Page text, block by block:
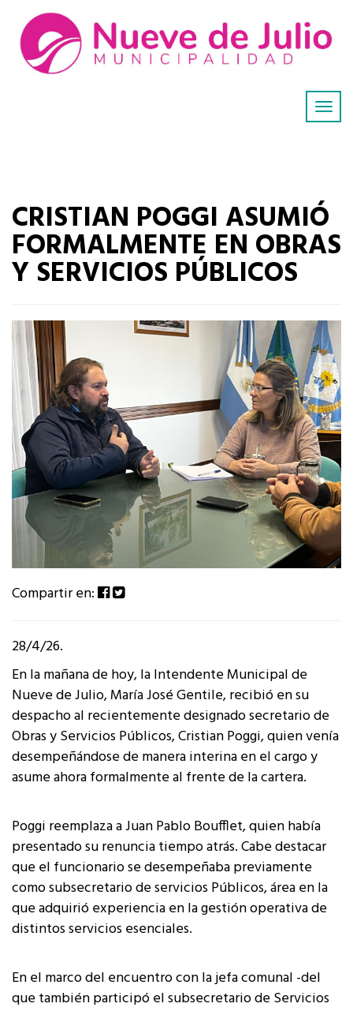
CRISTIAN POGGI ASUMIÓ
FORMALMENTE EN OBRAS
Y SERVICIOS PÚBLICOS
Compartir en:
28/4/26.
En la mañana de hoy, la Intendente Municipal de
Nueve de Julio, María José Gentile, recibió en su
despacho al recientemente designado secretario de
Obras y Servicios Públicos, Cristian Poggi, quien venía
desempeñándose de manera interina en el cargo y
asume ahora formalmente al frente de la cartera.
Poggi reemplaza a Juan Pablo Boufflet, quien había
presentado su renuncia tiempo atrás. Cabe destacar
que el funcionario se desempeñaba previamente
como subsecretario de servicios Públicos, área en la
que adquirió experiencia en la gestión operativa de
distintos servicios esenciales.
En el marco del encuentro con la jefa comunal -del
que también participó el subsecretario de Servicios